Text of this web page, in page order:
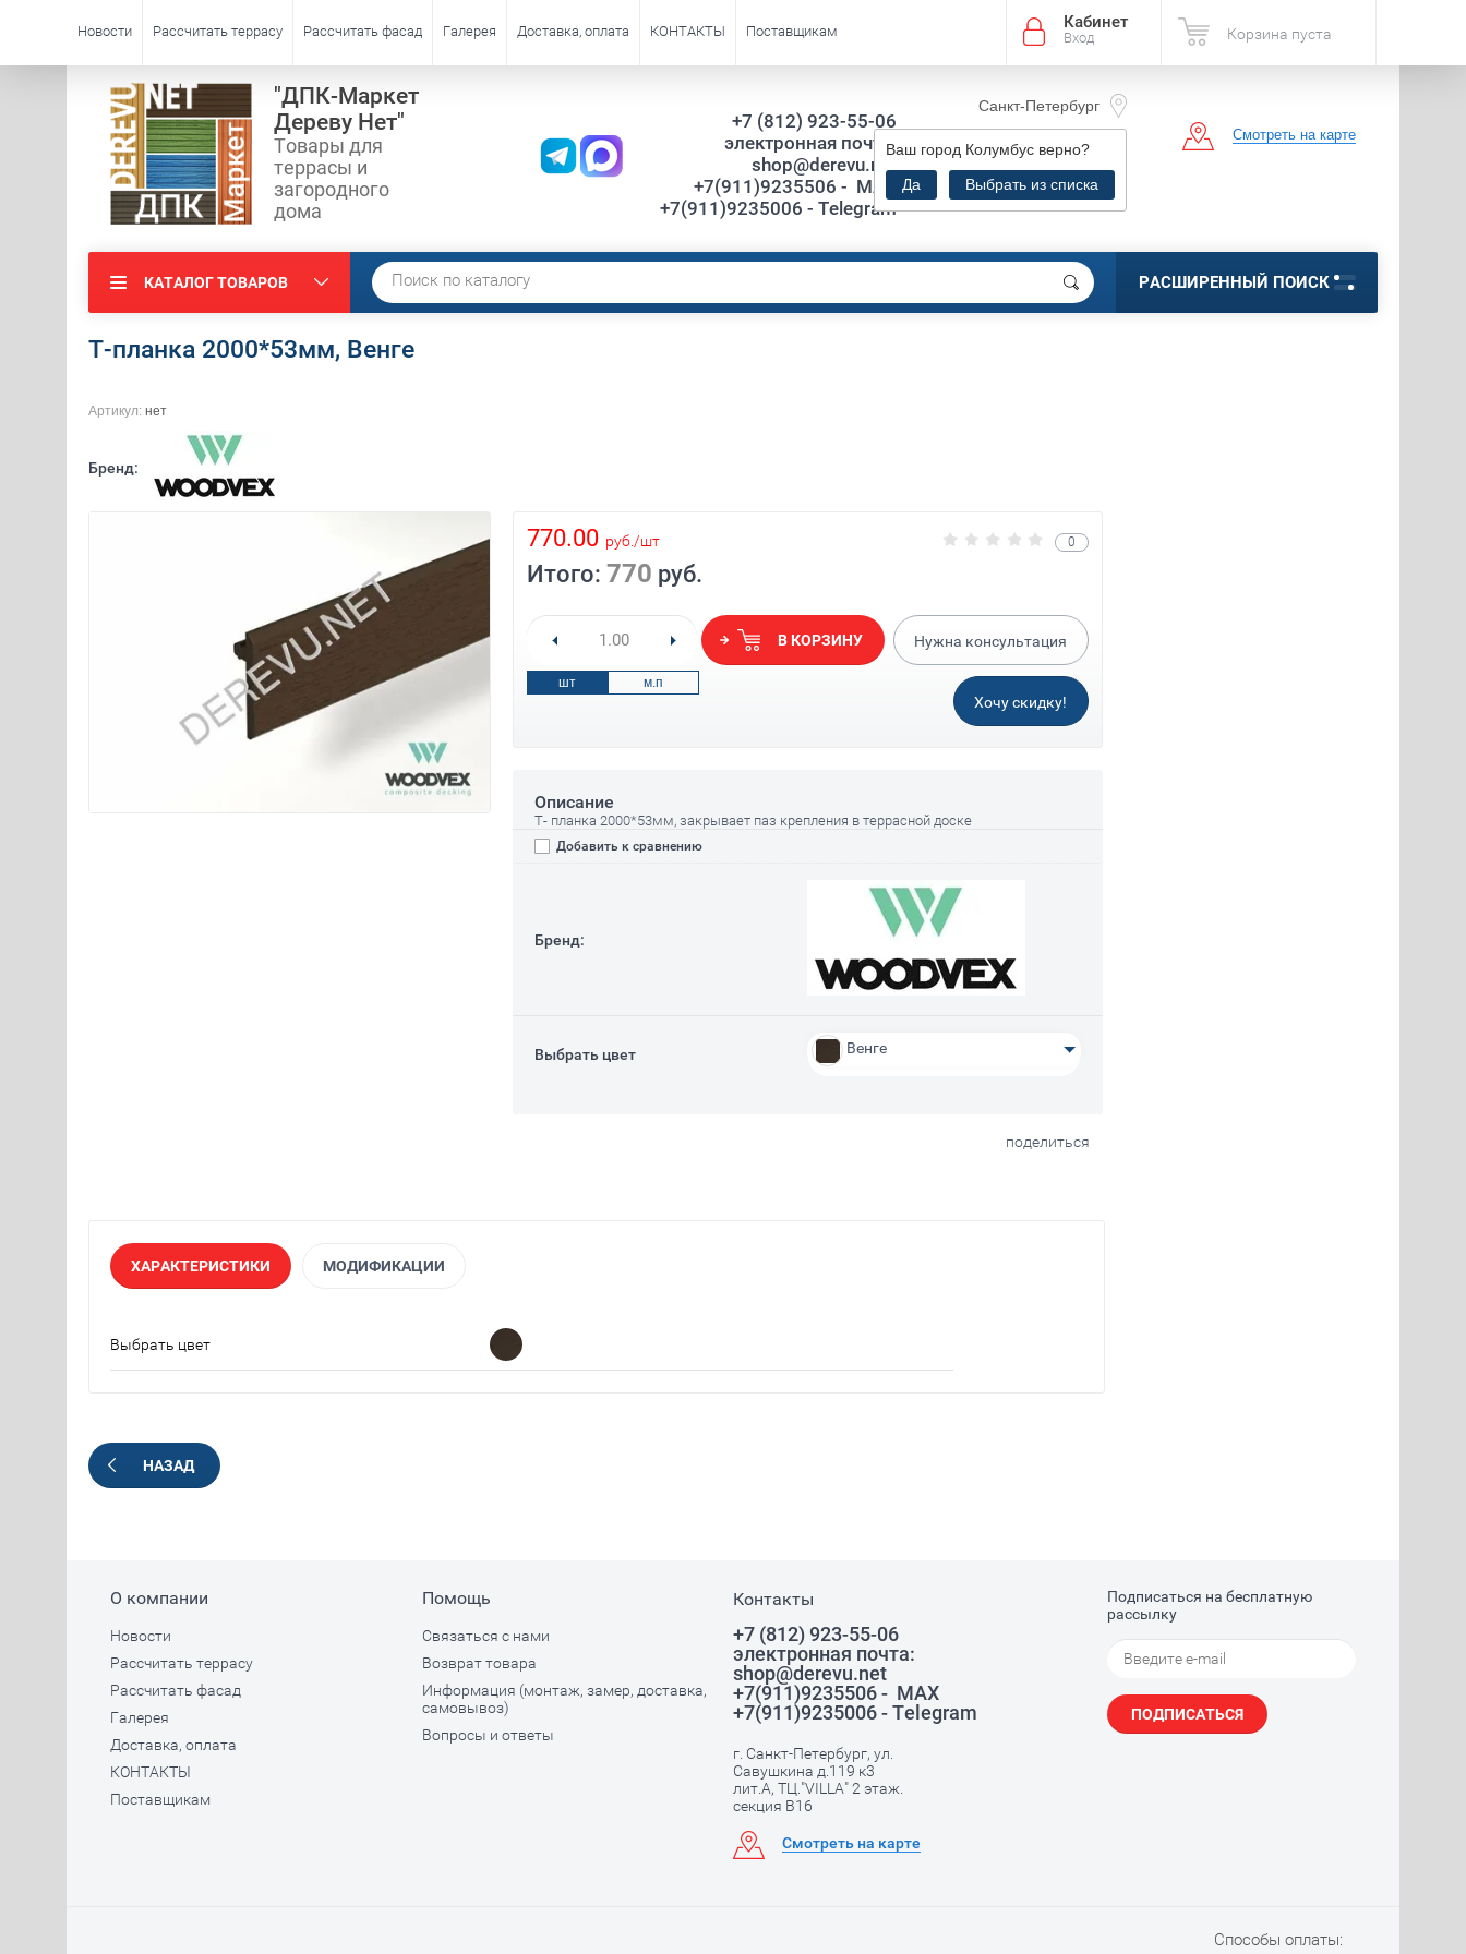
Кабинет
Вход Корзина пуста
Новости Рассчитать террасу Рассчитать фасад Галерея Доставка, оплата КОНТАКТЫ Поставщикам
"ДПК-Маркет
Дереву Нет"
Товары для
террасы и
загородного
дома
+7 (812) 923-55-06
электронная почта:
shop@derevu.net
+7(911)9235506 - MAX
+7(911)9235006 - Telegram
Санкт-Петербург
Ваш город Колумбусверно?
Да
Выбрать из списка
Савушкина д.119 к3 лит.А,
ТЦ."VILLA" 2 этаж. секция В16
Смотреть на карте
КАТАЛОГ ТОВАРОВ РАСШИРЕННЫЙ ПОИСК
Т-планка 2000*53мм, Венге
Артикул: нет
Бренд:
0
770.00 руб. /шт
Итого: 770 руб.
шт м.п
В КОРЗИНУ Нужна консультация
Хочу скидку!
Описание
Т- планка 2000*53мм, закрывает паз крепления в террасной доске
Добавить к сравнению
Бренд:
Выбрать цвет Венге
поделиться
ХАРАКТЕРИСТИКИ МОДИФИКАЦИИ
Выбрать цвет
НАЗАД
О компании
Новости
Рассчитать террасу
Рассчитать фасад
Галерея
Доставка, оплата
КОНТАКТЫ
Поставщикам
Помощь
Связаться с нами
Возврат товара
Информация (монтаж, замер, доставка,
самовывоз)
Вопросы и ответы
Контакты
+7 (812) 923-55-06
электронная почта:
shop@derevu.net
+7(911)9235506 - MAX
+7(911)9235006 - Telegram
г. Санкт-Петербург, ул.
Савушкина д.119 к3
лит.А, ТЦ."VILLA" 2 этаж.
секция В16
Смотреть на карте
Подписаться на бесплатную
рассылку
ПОДПИСАТЬСЯ
Способы оплаты: